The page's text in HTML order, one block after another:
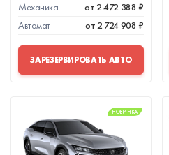
Механика
от 2 472 388 ₽
Автомат
от 2 724 908 ₽
ЗАРЕЗЕРВИРОВАТЬ АВТО
НОВИНКА